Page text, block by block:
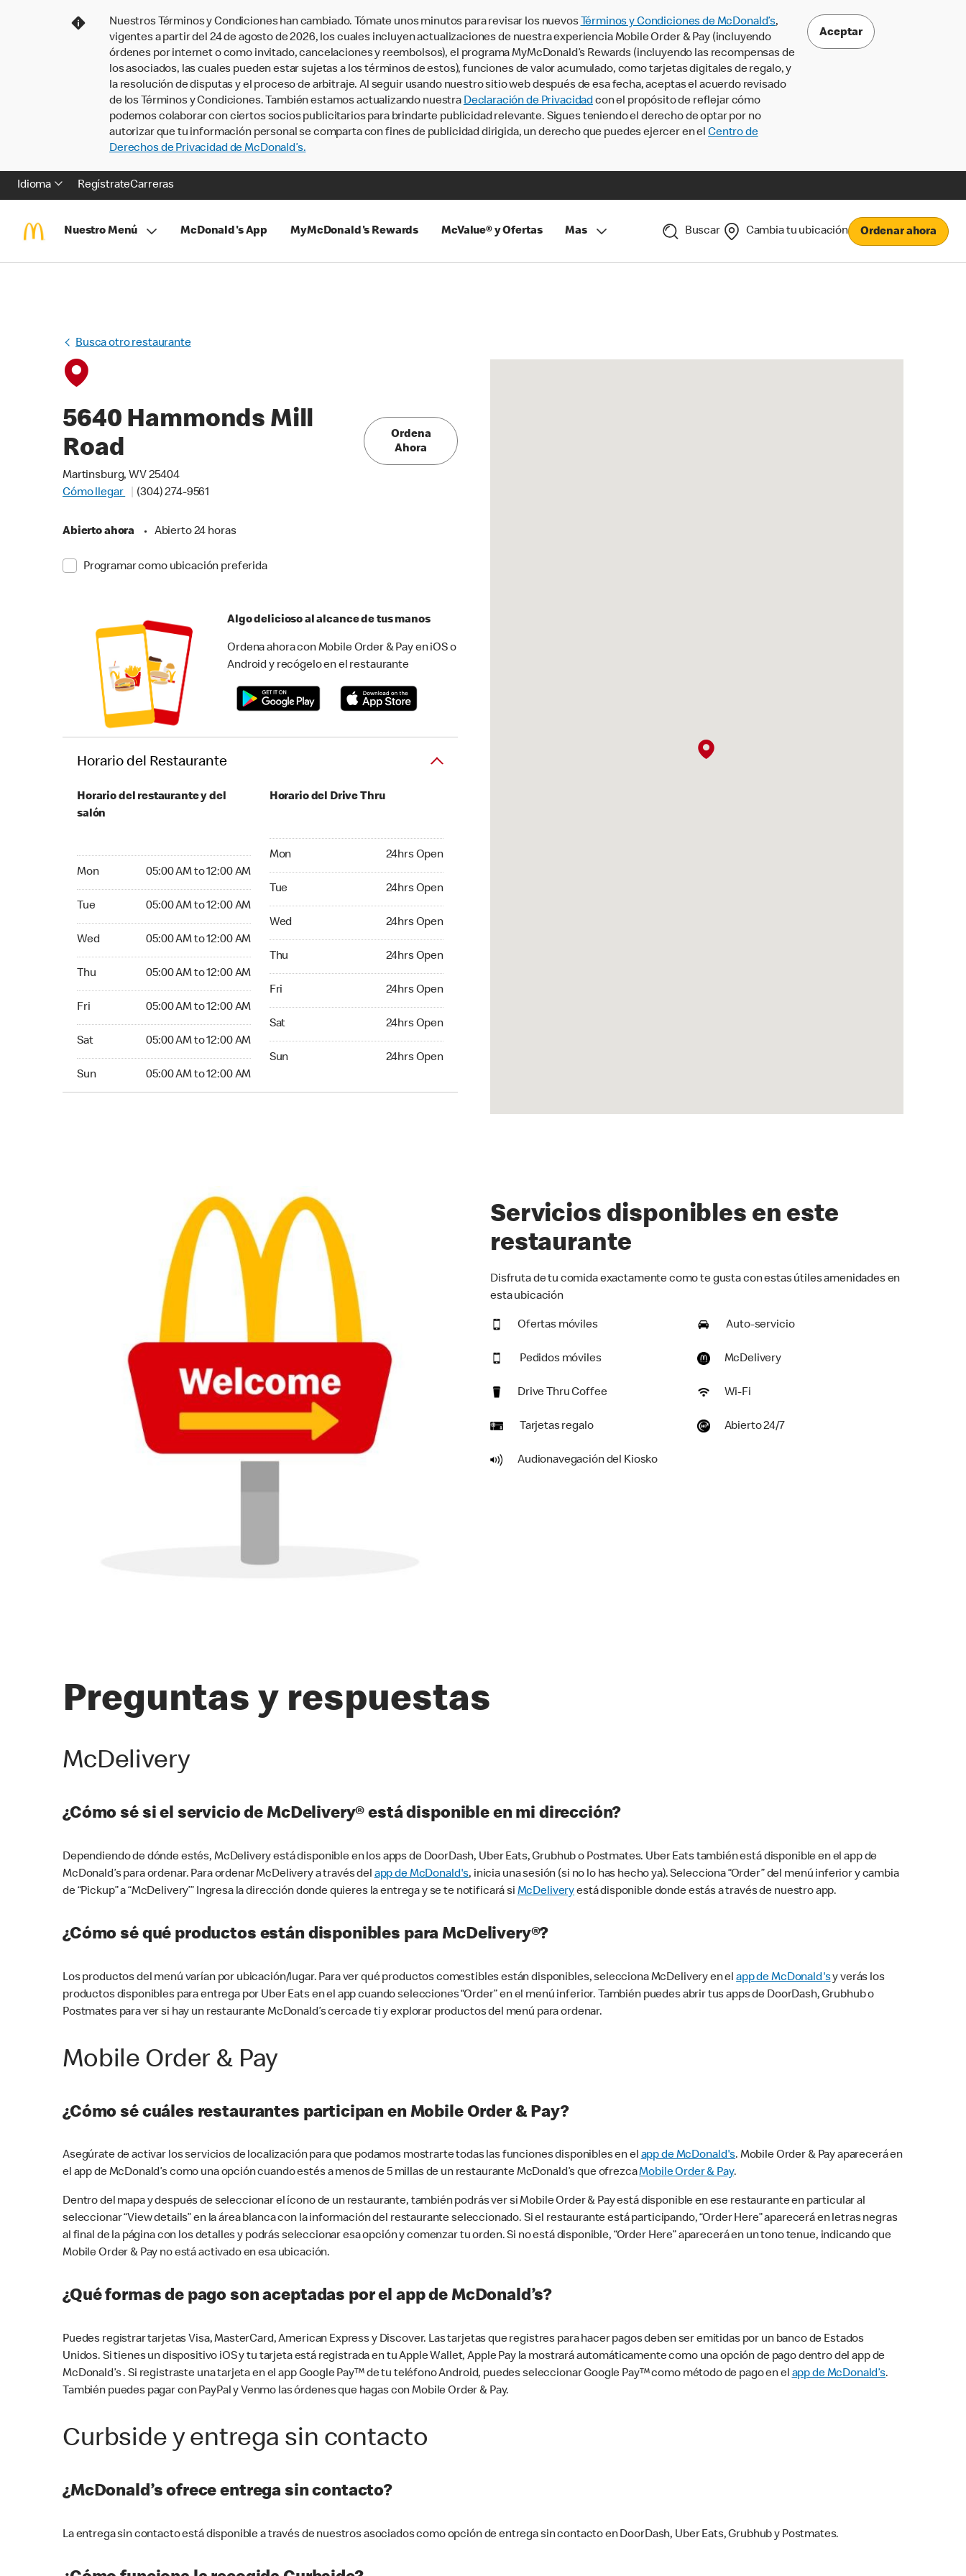
Nuestros Términos y Condiciones han cambiado. Tómate unos minutos para revisar los nuevos Términos y Condiciones de McDonald’s,
vigentes a partir del 24 de agosto de 2026, los cuales incluyen actualizaciones de nuestra experiencia Mobile Order & Pay (incluyendo
órdenes por internet o como invitado, cancelaciones y reembolsos), el programa MyMcDonald’s Rewards (incluyendo las recompensas de
los asociados, las cuales pueden estar sujetas a los términos de estos), funciones de valor acumulado, como tarjetas digitales de regalo, y
la resolución de disputas y el proceso de arbitraje. Al seguir usando nuestro sitio web después de esa fecha, aceptas el acuerdo revisado
de los Términos y Condiciones. También estamos actualizando nuestra Declaración de Privacidadcon el propósito de reflejar cómo
podemos colaborar con ciertos socios publicitarios para brindarte publicidad relevante. Sigues teniendo el derecho de optar por no
autorizar que tu información personal se comparta con fines de publicidad dirigida, un derecho que puedes ejercer en el Centro de
Derechos de Privacidad de McDonald’s.
Aceptar
Idioma RegístrateCarreras
Nuestro Menú McDonald's App MyMcDonald's Rewards McValue® y Ofertas Mas Buscar Cambia tu ubicación Ordenar ahora
Busca otro restaurante
5640 Hammonds Mill
Road
Martinsburg, WV 25404
Cómo llegar
(304) 274-9561
Abierto ahora • Abierto 24 horas
Programar como ubicación preferida
Ordena
Ahora
Algo delicioso al alcance de tus manos
Ordena ahora con Mobile Order & Pay en iOS o
Android y recógelo en el restaurante
Horario del Restaurante
Horario del restaurante y del
salón
Mon 05:00 AM to 12:00 AM
Tue 05:00 AM to 12:00 AM
Wed 05:00 AM to 12:00 AM
Thu 05:00 AM to 12:00 AM
Fri 05:00 AM to 12:00 AM
Sat 05:00 AM to 12:00 AM
Sun 05:00 AM to 12:00 AM
Horario del Drive Thru
Mon 24hrs Open
Tue 24hrs Open
Wed 24hrs Open
Thu 24hrs Open
Fri 24hrs Open
Sat 24hrs Open
Sun 24hrs Open
Servicios disponibles en este
restaurante
Disfruta de tu comida exactamente como te gusta con estas útiles amenidades en
esta ubicación
Ofertas móviles Auto-servicio
Pedidos móviles McDelivery
Drive Thru Coffee Wi-Fi
Tarjetas regalo Abierto 24/7
Audionavegación del Kiosko
Preguntas y respuestas
McDelivery
¿Cómo sé si el servicio de McDelivery® está disponible en mi dirección?
Dependiendo de dónde estés, McDelivery está disponible en los apps de DoorDash, Uber Eats, Grubhub o Postmates. Uber Eats también está disponible en el app de
McDonald’s para ordenar. Para ordenar McDelivery a través del app de McDonald's, inicia una sesión (si no lo has hecho ya). Selecciona “Order” del menú inferior y cambia
de “Pickup” a “McDelivery’” Ingresa la dirección donde quieres la entrega y se te notificará si McDeliveryestá disponible donde estás a través de nuestro app.
¿Cómo sé qué productos están disponibles para McDelivery®?
Los productos del menú varían por ubicación/lugar. Para ver qué productos comestibles están disponibles, selecciona McDelivery en elapp de McDonald'sy verás los
productos disponibles para entrega por Uber Eats en el app cuando selecciones “Order” en el menú inferior. También puedes abrir tus apps de DoorDash, Grubhub o
Postmates para ver si hay un restaurante McDonald’s cerca de ti y explorar productos del menú para ordenar.
Mobile Order & Pay
¿Cómo sé cuáles restaurantes participan en Mobile Order & Pay?
Asegúrate de activar los servicios de localización para que podamos mostrarte todas las funciones disponibles en elapp de McDonald's. Mobile Order & Pay aparecerá en
el app de McDonald’s como una opción cuando estés a menos de 5 millas de un restaurante McDonald’s que ofrezcaMobile Order & Pay.
Dentro del mapa y después de seleccionar el ícono de un restaurante, también podrás ver si Mobile Order & Pay está disponible en ese restaurante en particular al
seleccionar “View details” en la área blanca con la información del restaurante seleccionado. Si el restaurante está participando, “Order Here” aparecerá en letras negras
al final de la página con los detalles y podrás seleccionar esa opción y comenzar tu orden. Si no está disponible, “Order Here” aparecerá en un tono tenue, indicando que
Mobile Order & Pay no está activado en esa ubicación.
¿Qué formas de pago son aceptadas por el app de McDonald’s?
Puedes registrar tarjetas Visa, MasterCard, American Express y Discover. Las tarjetas que registres para hacer pagos deben ser emitidas por un banco de Estados
Unidos. Si tienes un dispositivo iOS y tu tarjeta está registrada en tu Apple Wallet, Apple Pay la mostrará automáticamente como una opción de pago dentro del app de
McDonald’s . Si registraste una tarjeta en el app Google Pay™ de tu teléfono Android, puedes seleccionar Google Pay™ como método de pago en elapp de McDonald’s.
También puedes pagar con PayPal y Venmo las órdenes que hagas con Mobile Order & Pay.
Curbside y entrega sin contacto
¿McDonald’s ofrece entrega sin contacto?
La entrega sin contacto está disponible a través de nuestros asociados como opción de entrega sin contacto en DoorDash, Uber Eats, Grubhub y Postmates.